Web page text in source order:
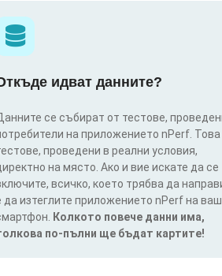
идват данните?
се събират от тестове,
на приложението nPerf. Това
проведени в реални условия,
на място. Ако и вие искате да се
всичко, което трябва да
да изтеглите приложението nPerf на
Колкото повече данни има,
по-пълни ще бъдат картите!